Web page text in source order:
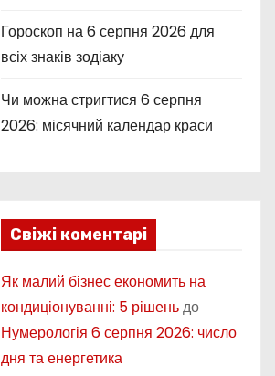
Гороскоп на 6 серпня 2026 для
всіх знаків зодіаку
Чи можна стригтися 6 серпня
2026: місячний календар краси
Свіжі коментарі
Як малий бізнес економить на
кондиціонуванні: 5 рішеньдо
Нумерологія 6 серпня 2026: число
дня та енергетика